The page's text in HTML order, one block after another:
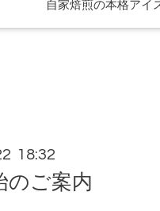
自家焙煎の本格アイ
18:32
のご案内